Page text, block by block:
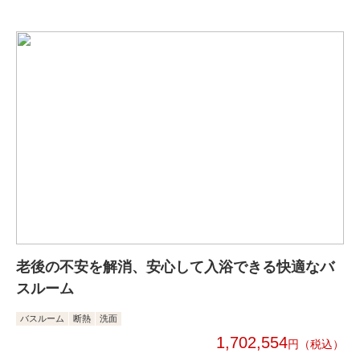
老後の不安を解消、安心して入浴できる快適なバ
スルーム
バスルーム 断熱 洗面
1,702,554円